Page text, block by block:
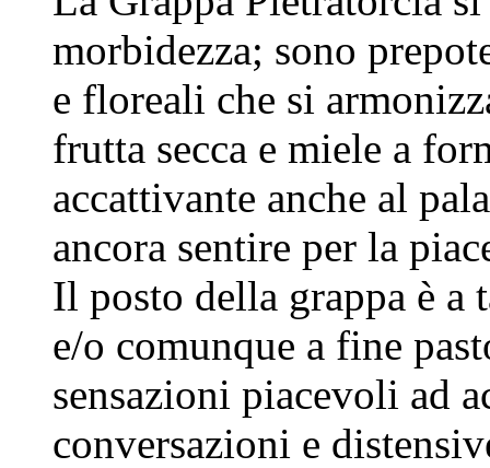
morbidezza; sono
e floreali che si
frutta secca e miele a
accattivante anche al
ancora sentire per la
Il posto della grappa è a
e/o comunque a fine
sensazioni piacevoli ad
conversazioni e